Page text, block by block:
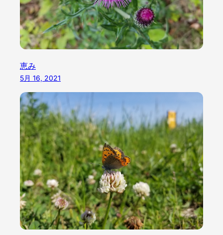
恵み
5月 16, 2021